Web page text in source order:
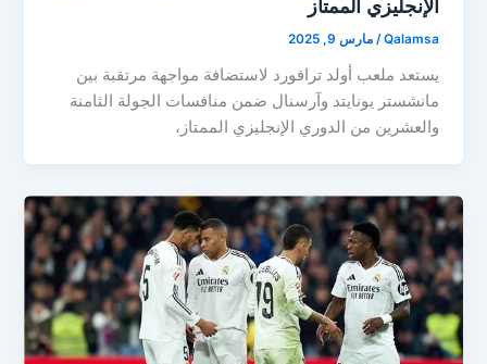
الإنجليزي الممتاز
Qalamsa
/مارس 9, 2025
يستعد ملعب أولد ترافورد لاستضافة مواجهة مرتقبة بين
مانشستر يونايتد وآرسنال ضمن منافسات الجولة الثامنة
والعشرين من الدوري الإنجليزي الممتاز،